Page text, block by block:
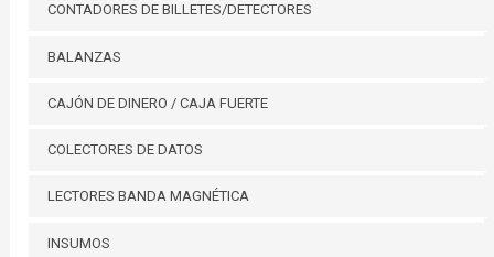
CONTADORES DE BILLETES/DETECTORES
BALANZAS
CAJÓN DE DINERO / CAJA FUERTE
COLECTORES DE DATOS
LECTORES BANDA MAGNÉTICA
INSUMOS